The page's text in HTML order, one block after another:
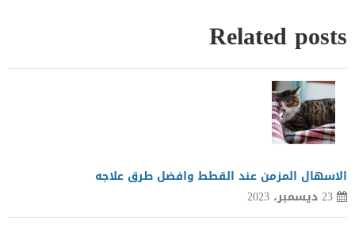
Related posts
الاسهال المزمن عند القطط وافضل طرق علاجه
23 ديسمبر، 2023